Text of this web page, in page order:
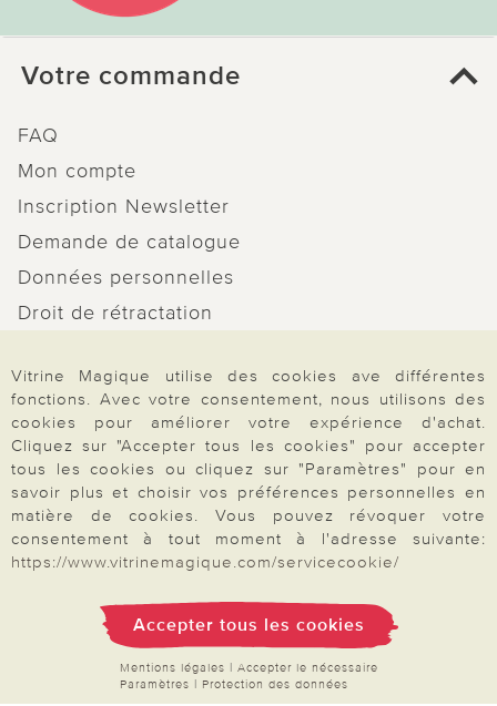
Votre commande
FAQ
Mon compte
Inscription Newsletter
Demande de catalogue
Données personnelles
Droit de rétractation
Paiement & Livraison
À propos de nous
Besoin d'aide?
Vitrine Magique utilise des cookies ave différentes
fonctions. Avec votre consentement, nous utilisons des
cookies pour améliorer votre expérience d'achat.
Cliquez sur "Accepter tous les cookies" pour accepter
tous les cookies ou cliquez sur "Paramètres" pour en
savoir plus et choisir vos préférences personnelles en
matière de cookies. Vous pouvez révoquer votre
consentement à tout moment à l'adresse suivante:
https://www.vitrinemagique.com/servicecookie/
Accepter tous les cookies
Mentions légales | Accepter le nécessaire
Paramètres | Protection des données